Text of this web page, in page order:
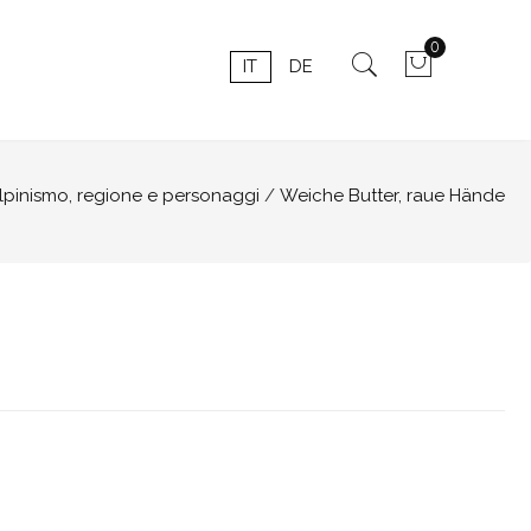
0
IT DE
regione e personaggi Weiche Butter, raue Hände